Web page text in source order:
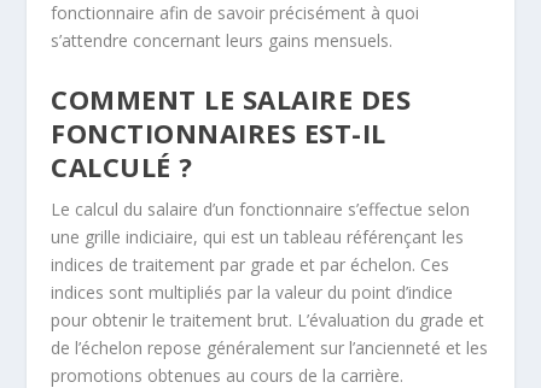
fonctionnaire afin de savoir précisément à quoi
s’attendre concernant leurs gains mensuels.
COMMENT LE SALAIRE DES
FONCTIONNAIRES EST-IL
CALCULÉ ?
Le calcul du salaire d’un fonctionnaire s’effectue selon
une grille indiciaire, qui est un tableau référençant les
indices de traitement par grade et par échelon. Ces
indices sont multipliés par la valeur du point d’indice
pour obtenir le traitement brut. L’évaluation du grade et
de l’échelon repose généralement sur l’ancienneté et les
promotions obtenues au cours de la carrière.